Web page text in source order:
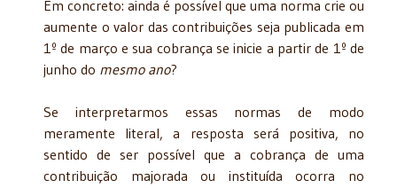
Em concreto: ainda é possível que uma norma crie ou
aumente o valor das contribuições seja publicada em
1º de março e sua cobrança se inicie a partir de 1º de
junho do mesmo ano?
Se interpretarmos essas normas de modo
meramente literal, a resposta será positiva, no
sentido de ser possível que a cobrança de uma
contribuição majorada ou instituída ocorra no